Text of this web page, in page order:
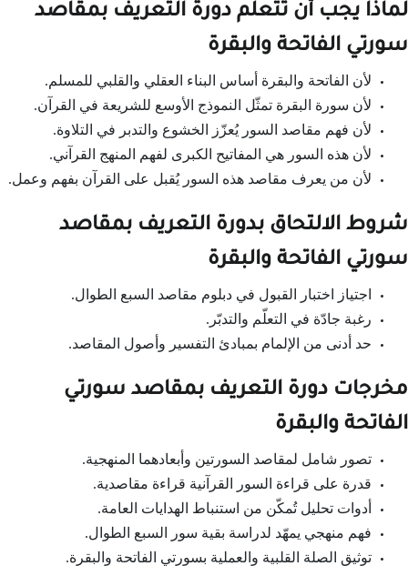
لماذا يجب أن تتعلّم دورة التعريف بمقاصد
سورتي الفاتحة والبقرة
لأن الفاتحة والبقرة أساس البناء العقلي والقلبي للمسلم.
لأن سورة البقرة تمثّل النموذج الأوسع للشريعة في القرآن.
لأن فهم مقاصد السور يُعزّز الخشوع والتدبر في التلاوة.
لأن هذه السور هي المفاتيح الكبرى لفهم المنهج القرآني.
لأن من يعرف مقاصد هذه السور يُقبل على القرآن بفهم وعمل.
شروط الالتحاق بدورة التعريف بمقاصد
سورتي الفاتحة والبقرة
اجتياز اختبار القبول في دبلوم مقاصد السبع الطوال.
رغبة جادّة في التعلّم والتدبّر.
حد أدنى من الإلمام بمبادئ التفسير وأصول المقاصد.
مخرجات دورة التعريف بمقاصد سورتي
الفاتحة والبقرة
تصور شامل لمقاصد السورتين وأبعادهما المنهجية.
قدرة على قراءة السور القرآنية قراءة مقاصدية.
أدوات تحليل تُمكّن من استنباط الهدايات العامة.
فهم منهجي يمهّد لدراسة بقية سور السبع الطوال.
توثيق الصلة القلبية والعملية بسورتي الفاتحة والبقرة.